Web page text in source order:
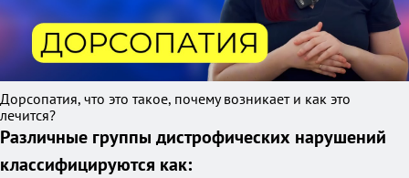
Дорсопатия, что это такое, почему возникает и как это
лечится?
Различные группы дистрофических нарушений
классифицируются как: